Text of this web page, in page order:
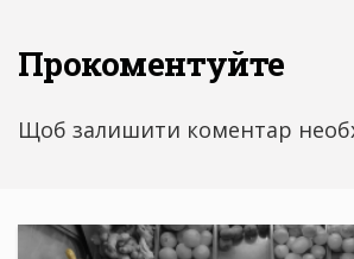
Прокоментуйте
Щоб залишити коментар